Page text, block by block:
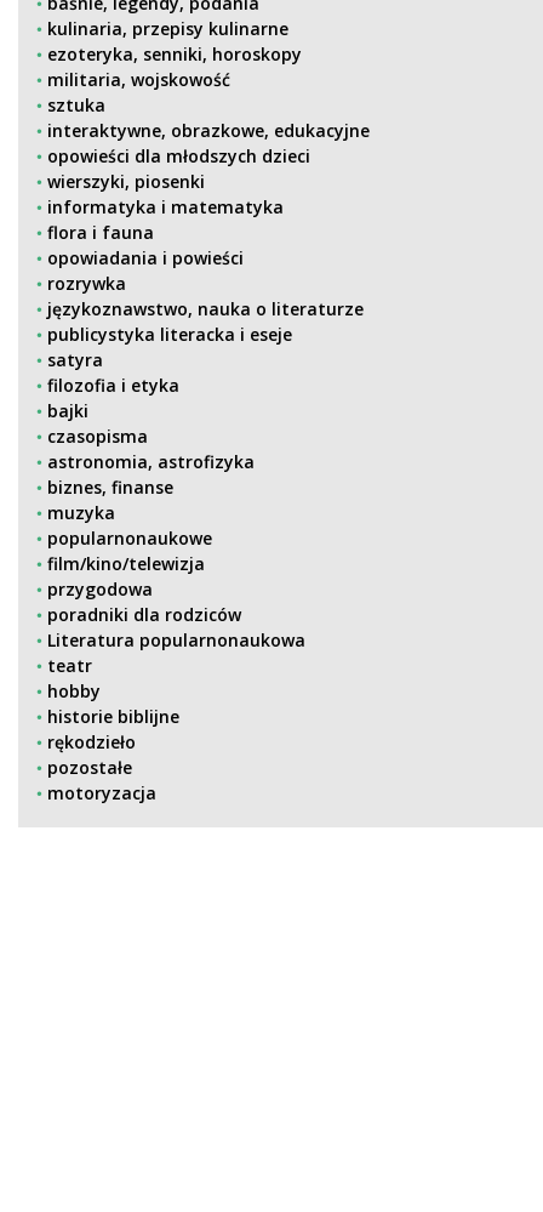
kulinaria, przepisy kulinarne
ezoteryka, senniki, horoskopy
militaria, wojskowość
sztuka
interaktywne, obrazkowe, edukacyjne
opowieści dla młodszych dzieci
wierszyki, piosenki
informatyka i matematyka
flora i fauna
opowiadania i powieści
rozrywka
językoznawstwo, nauka o literaturze
publicystyka literacka i eseje
satyra
filozofia i etyka
bajki
czasopisma
astronomia, astrofizyka
biznes, finanse
muzyka
popularnonaukowe
film/kino/telewizja
przygodowa
poradniki dla rodziców
Literatura popularnonaukowa
teatr
hobby
historie biblijne
rękodzieło
pozostałe
motoryzacja